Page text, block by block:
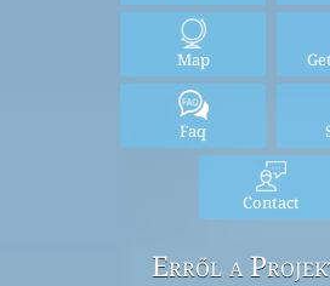
Map
Faq
Contact
Erről a